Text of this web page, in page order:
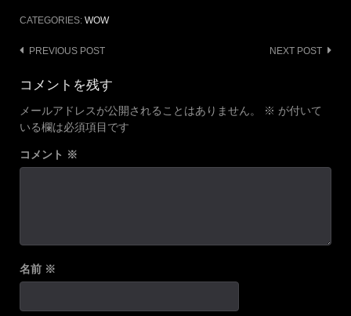
CATEGORIES: WOW
Post
navigation
PREVIOUS POST NEXT POST
コメントを残す
メールアドレスが公開されることはありません。 ※ が付いて
いる欄は必須項目です
コメント ※
名前 ※